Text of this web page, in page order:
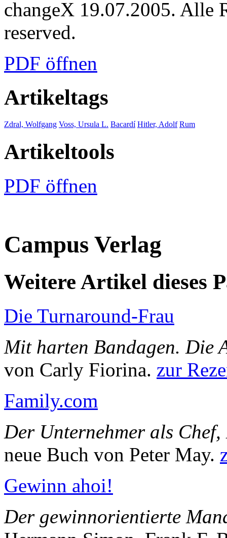
changeX 19.07.2005. Alle
reserved.
PDF öffnen
Artikeltags
Zdral, Wolfgang Voss, Ursula L. Bacardí Hitler, Adolf Rum
Artikeltools
PDF öffnen
Campus Verlag
Weitere Artikel dieses
Die Turnaround-Frau
Mit harten Bandagen. Die
von Carly Fiorina. zur
Family.com
Der Unternehmer als
neue Buch von Peter May.
Gewinn ahoi!
Der gewinnorientierte